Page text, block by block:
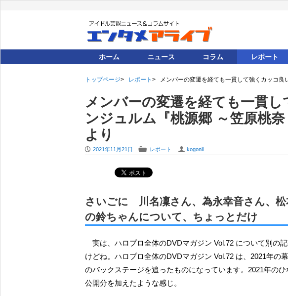
ホーム ニュース コラム レポート
トップページ レポート メンバーの変遷を経ても一貫して強くカッコ
メンバーの変遷を経ても一貫
ンジュルム『桃源郷 ～笠原桃奈
より
P 2021年11月21日 F レポート U kogonil
さいごに 川名凜さん、 為永幸音さん、
の鈴ちゃんについて、ちょっとだけ
実は、ハロプロ全体のDVDマガジン Vol.72 について別の記事にしようかなって思っていたんです
けどね。ハロプロ全体のDVDマガジン Vol.72 は、2021年の
のバックステージを追ったものになっています。2021年の
公開分を加えたような感じ。